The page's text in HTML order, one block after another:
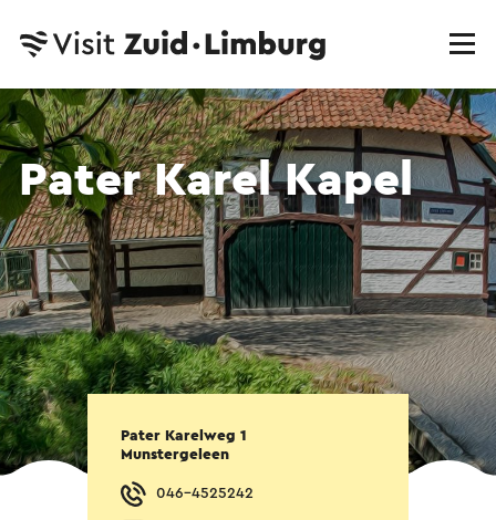
Pater Karel Kapel
Pater Karelweg 1
Munstergeleen
046-4525242